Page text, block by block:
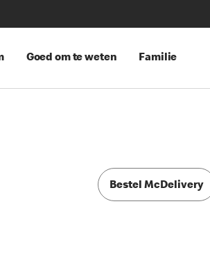
Goed om te weten Familie
Bestel McDelivery